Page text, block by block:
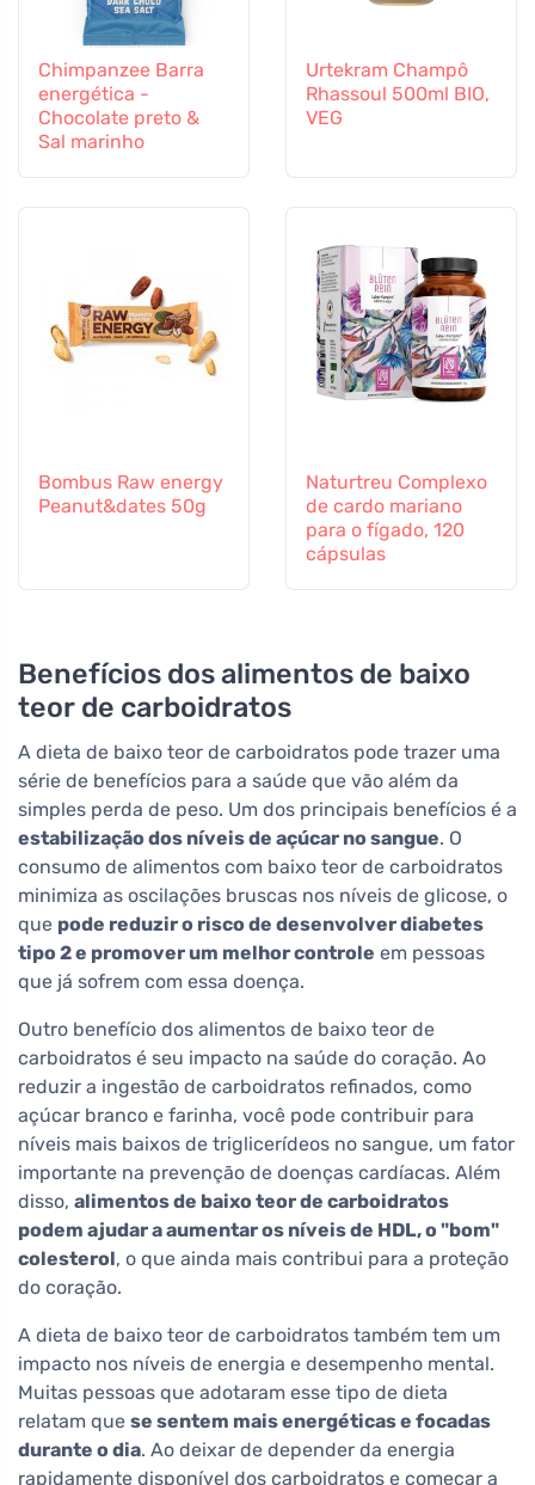
Chimpanzee Barra
energética -
Chocolate preto &
Sal marinho
Urtekram Champô
Rhassoul 500ml BIO,
VEG
Bombus Raw energy
Peanut&dates 50g
Naturtreu Complexo
de cardo mariano
para o fígado, 120
cápsulas
Benefícios dos alimentos de baixo
teor de carboidratos
A dieta de baixo teor de carboidratos pode trazer uma
série de benefícios para a saúde que vão além da
simples perda de peso. Um dos principais benefícios é a
estabilização dos níveis de açúcar no sangue. O
consumo de alimentos com baixo teor de carboidratos
minimiza as oscilações bruscas nos níveis de glicose, o
que pode reduzir o risco de desenvolver diabetes
tipo 2 e promover um melhor controle em pessoas
que já sofrem com essa doença.
Outro benefício dos alimentos de baixo teor de
carboidratos é seu impacto na saúde do coração. Ao
reduzir a ingestão de carboidratos refinados, como
açúcar branco e farinha, você pode contribuir para
níveis mais baixos de triglicerídeos no sangue, um fator
importante na prevenção de doenças cardíacas. Além
disso, alimentos de baixo teor de carboidratos
podem ajudar a aumentar os níveis de HDL, o "bom"
colesterol, o que ainda mais contribui para a proteção
do coração.
A dieta de baixo teor de carboidratos também tem um
impacto nos níveis de energia e desempenho mental.
Muitas pessoas que adotaram esse tipo de dieta
relatam que se sentem mais energéticas e focadas
durante o dia. Ao deixar de depender da energia
rapidamente disponível dos carboidratos e começar a